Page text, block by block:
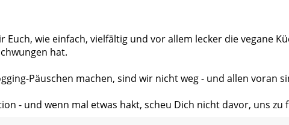
Euch, wie einfach, vielfältig und vor allem lecker die vegane
hat.
Päuschen machen, sind wir nicht weg - und allen voran
- und wenn mal etwas hakt, scheu Dich nicht davor, uns zu